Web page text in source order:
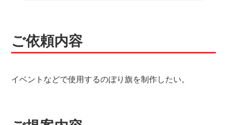
ご依頼内容
イベントなどで使用するのぼり旗を制作したい。